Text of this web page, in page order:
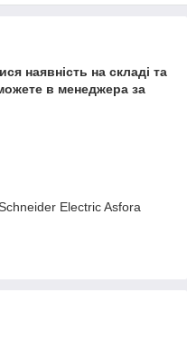
наявність на складі та
в менеджера за
Electric Asfora